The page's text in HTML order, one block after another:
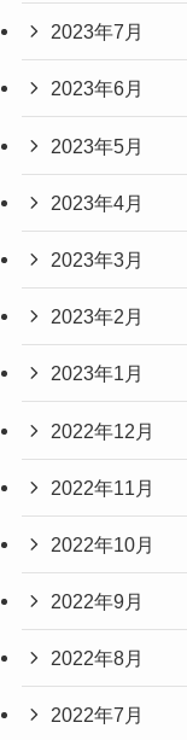
2023年7月
2023年6月
2023年5月
2023年4月
2023年3月
2023年2月
2023年1月
2022年12月
2022年11月
2022年10月
2022年9月
2022年8月
2022年7月